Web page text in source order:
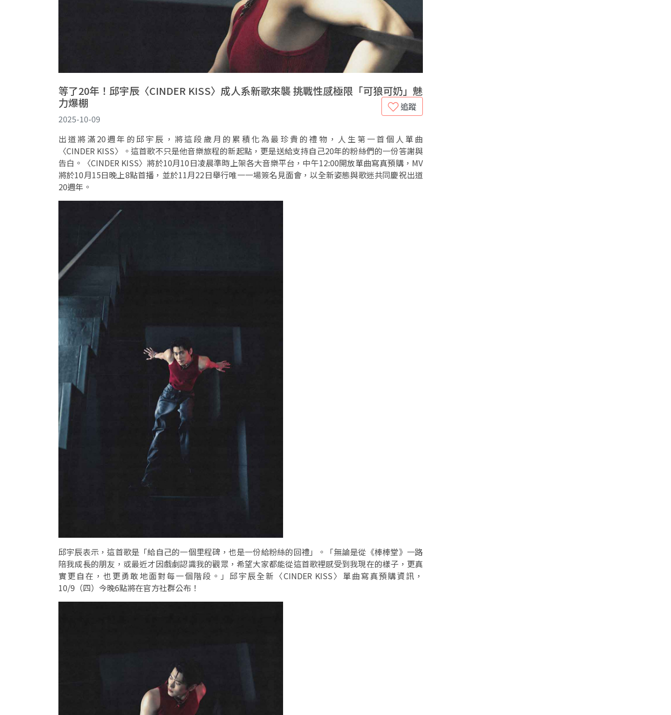
等了20年！邱宇辰〈CINDER KISS〉成人系新歌來襲 挑戰性感極限「可狼可奶」魅
力爆棚
追蹤
2025-10-09
出道將滿20週年的邱宇辰，將這段歲月的累積化為最珍貴的禮物，人生第一首個人單曲
〈CINDER KISS〉。這首歌不只是他音樂旅程的新起點，更是送給支持自己20年的粉絲們的一份答謝與
告白。〈CINDER KISS〉將於10月10日凌晨準時上架各大音樂平台，中午12:00開放單曲寫真預購，MV
將於10月15日晚上8點首播，並於11月22日舉行唯一一場簽名見面會，以全新姿態與歌迷共同慶祝出道
20週年。
邱宇辰表示，這首歌是「給自己的一個里程碑，也是一份給粉絲的回禮」。「無論是從《棒棒堂》一路
陪我成長的朋友，或最近才因戲劇認識我的觀眾，希望大家都能從這首歌裡感受到我現在的樣子，更真
實更自在，也更勇敢地面對每一個階段。」邱宇辰全新〈CINDER KISS〉單曲寫真預購資訊，
10/9（四）今晚6點將在官方社群公布！